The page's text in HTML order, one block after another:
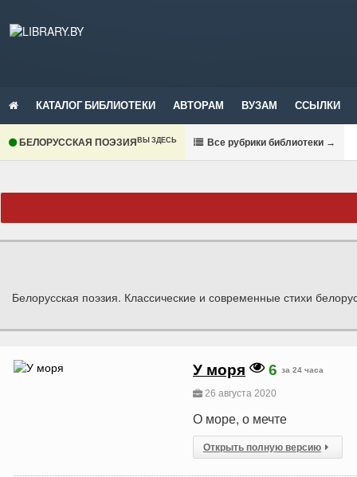
КАТАЛОГ БИБЛИОТЕКИ АВТОРАМ ВУЗАМ ССЫЛКИ
БЕЛОРУССКАЯ ПОЭЗИЯВЫ ЗДЕСЬ Все рубрики библиотеки →
Белорусская поэзия. Классические и современные стихи
У моря 6 за 24 часа
26 августа 2020
О море, о мечте
Открыть полную версию